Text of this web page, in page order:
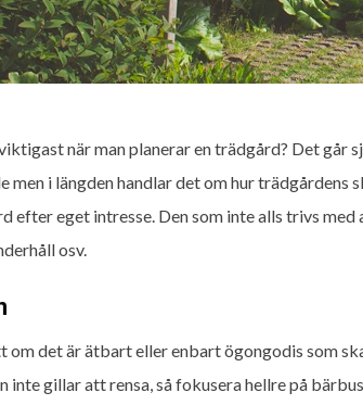
när man planerar en trädgård? Det
men i längden handlar det om hur
efter eget intresse. Den som inte alls trivs
osv.
om det är ätbart eller enbart ögongodis som
inte gillar att rensa, så fokusera hellre på